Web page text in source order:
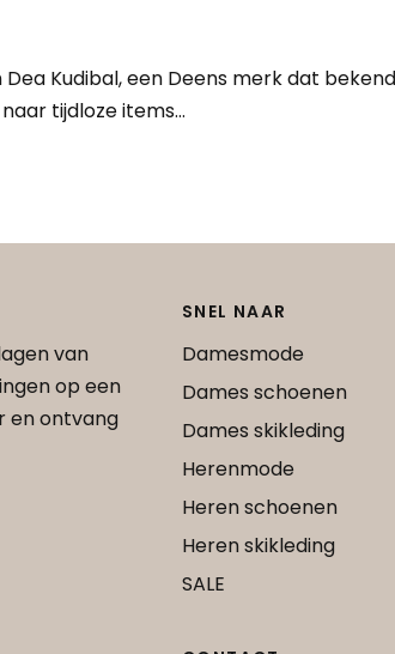
Kudibal, een Deens merk dat
tijdloze items…
van
op een
en ontvang
SNEL NAAR
Damesmode
Dames schoenen
Dames skikleding
Herenmode
Heren schoenen
Heren skikleding
SALE